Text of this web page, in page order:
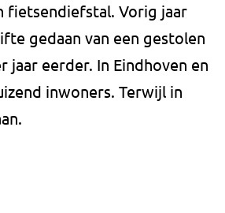
fietsendiefstal. Vorig jaar
gedaan van een gestolen
jaar eerder. In Eindhoven en
inwoners. Terwijl in